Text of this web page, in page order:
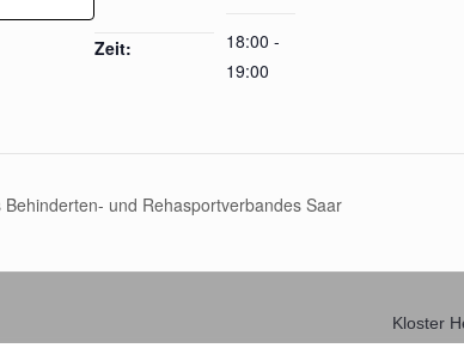
Zeit:
18:00 -
19:00
und Rehasportverbandes Saar
Kloster